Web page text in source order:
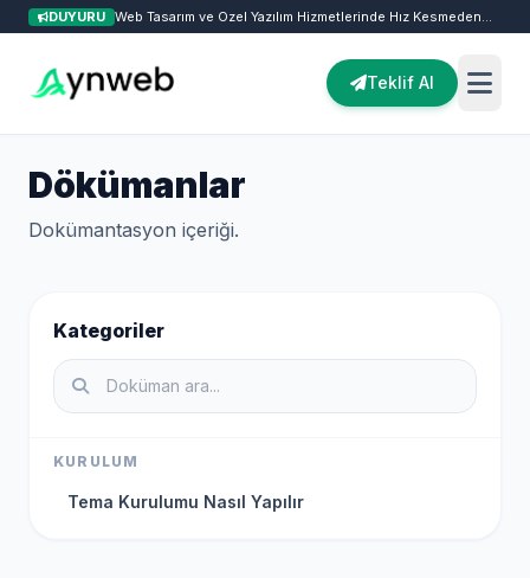
DUYURU Web Tasarım ve Özel Yazılım Hizmetlerinde Hız Kesmeden
Teklif Al
Kurumsal
Dökümanlar
Dokümantasyon içeriği.
Kategoriler
KURULUM
Tema Kurulumu Nasıl Yapılır